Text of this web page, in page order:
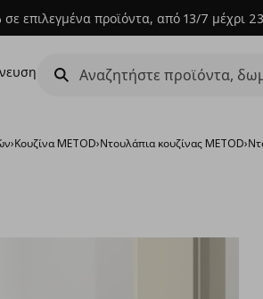
επιλεγμένα προϊόντα, από 13/7 μέχρι
›Κουζίνα METOD›Ντουλάπια κουζίνας METOD›